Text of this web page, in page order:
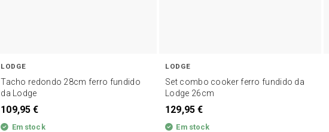
LODGE
Tacho redondo 28cm ferro fundido
da Lodge
109,95 €
Em stock
LODGE
Set combo cooker ferro fundido da
Lodge 26cm
129,95 €
Em stock